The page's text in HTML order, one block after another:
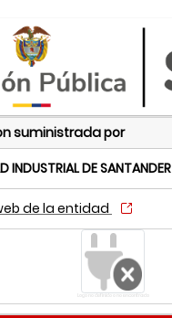
suministrada por
INDUSTRIAL DE SANTANDER
de la entidad
Logo no definido o no encontrado